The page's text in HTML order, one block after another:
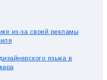
из-за своей рекламы
языка в